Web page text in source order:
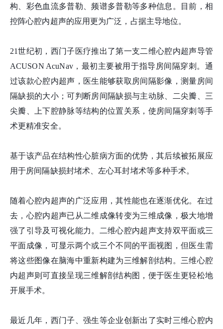
构、彩色血流多普勒、频谱多普勒等多种信息。目前，相
控阵心腔内超声的应用更为广泛，占据主导地位。
21世纪初，西门子医疗推出了第一支二维心腔内超声导管
ACUSON AcuNav，最初主要被用于指导房间隔穿刺。通
过该款心腔内超声，医生能够获取房间隔影像，测量房间
隔缺损的大小；可判断房间隔缺损与主动脉、二尖瓣、三
尖瓣、上下腔静脉等结构的位置关系，使房间隔穿刺等手
术更精准安全。
基于该产品在结构性心脏病方面的优势，其后续被拓展应
用于房间隔缺损封堵术、左心耳封堵术等多种手术。
随着心腔内超声的广泛应用，其性能也在逐渐优化。在过
去，心腔内超声已从二维成像转变为三维成像，极大地增
强了引导及可视化能力。二维心腔内超声支持双平面或三
平面成像，可显示两个或三个不同的平面视图，但医生需
将这些图像在脑海中重新构建为三维解剖结构。三维心腔
内超声则可直接呈现三维解剖结构图，便于医生更轻松地
开展手术。
最近几年，西门子、强生等企业创新出了实时三维心腔内